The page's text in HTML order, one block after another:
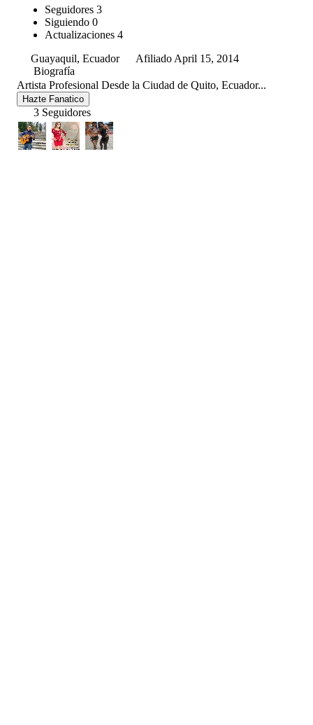
Seguidores 3
Siguiendo 0
Actualizaciones 4
Guayaquil, Ecuador
Afiliado April 15, 2014
Biografía
Artista Profesional Desde la Ciudad de Quito, Ecuador...
Hazte Fanatico
3 Seguidores